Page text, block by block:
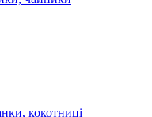
кокотниці